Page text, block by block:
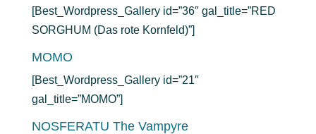
[Best_Wordpress_Gallery id=”36″ gal_title=”RED
SORGHUM (Das rote Kornfeld)”]
MOMO
[Best_Wordpress_Gallery id=”21″
gal_title=”MOMO”]
NOSFERATU The Vampyre